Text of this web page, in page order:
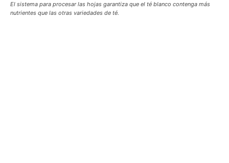
El sistema para procesar las hojas garantiza que el té blanco contenga más
nutrientes que las otras variedades de té.